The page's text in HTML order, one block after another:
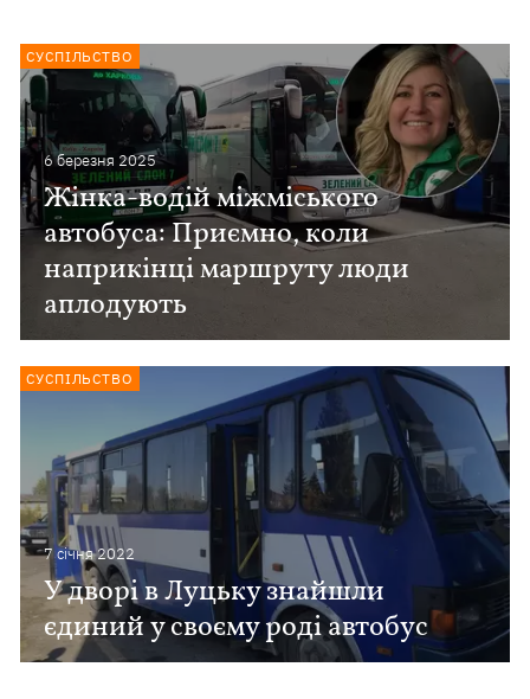
6 березня 2025
Жінка-водій міжміського
автобуса: Приємно, коли
наприкінці маршруту люди
аплодують
СУСПІЛЬСТВО
7 сiчня 2022
У дворі в Луцьку знайшли
єдиний у своєму роді автобус
СУСПІЛЬСТВО